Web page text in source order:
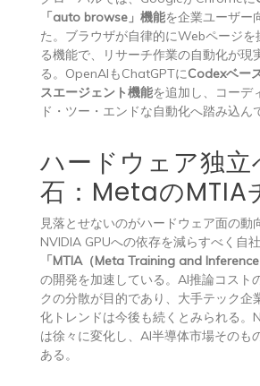
「auto browse」機能を企業ユーザー
た。ブラウザが自律的にWebページを
る機能で、リサーチ作業の自動化が現
る。OpenAIもChatGPTにCodexベー
スエージェント機能を追加し、コーデ
ド・ツー・エンドな自動化へ踏み込ん
ハードウェア独立
石：MetaのMTIA
見落とせないのがハードウェア面の動
NVIDIA GPUへの依存を減らすべく自
「MTIA（Meta Training and
の開発を加速している。AI推論コスト
クの分散が目的であり、大手テック企
化トレンドは今後も続くとみられる。
は徐々に変化し、AI半導体市場そのも
ある。